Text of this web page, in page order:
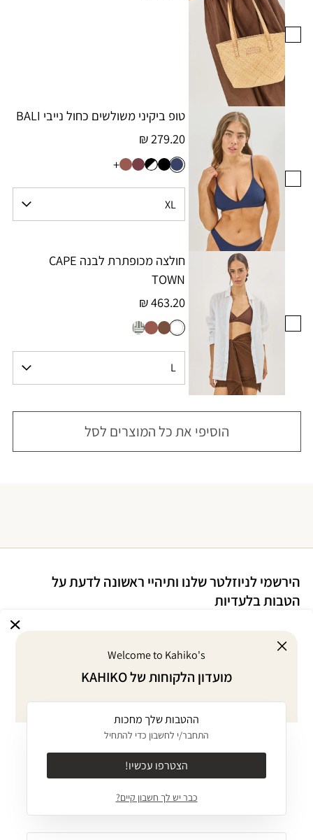
טופ ביקיני משולשים כחול נייבי BALI
279.20 ₪
+
חולצה מכופתרת לבנה CAPE
TOWN
463.20 ₪
הוסיפי את כל המוצרים לסל
הירשמי לניוזלטר שלנו ותיהיי ראשונה לדעת על
הטבות בלעדיות
אני מסכימ/ה לדיוור במייל על הטבות ומבצעים
KAHIKO GIVES BACK
JOURNAL
שירותים
Welcome to Kahiko's
מועדון הלקוחות של KAHIKO
ההטבות שלך מחכות
התחבר/י לחשבון כדי להתחיל
הצטרפו עכשיו!
כבר יש לך חשבון קיים?